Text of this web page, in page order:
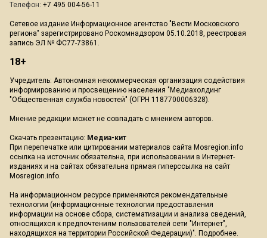
Телефон: +7 495 004-56-11
Сетевое издание Информационное агентство "Вести Московского
региона" зарегистрировано Роскомнадзором 05.10.2018, реестровая
запись ЭЛ № ФС77-73861.
18+
Учредитель: Автономная некоммерческая организация содействия
информированию и просвещению населения "Медиахолдинг
"Общественная служба новостей" (ОГРН 1187700006328).
Мнение редакции может не совпадать с мнением авторов.
Скачать презентацию: Медиа-кит
При перепечатке или цитировании материалов сайта Mosregion.info
ссылка на источник обязательна, при использовании в Интернет-
изданиях и на сайтах обязательна прямая гиперссылка на сайт
Mosregion.info.
На информационном ресурсе применяются рекомендательные
технологии (информационные технологии предоставления
информации на основе сбора, систематизации и анализа сведений,
относящихся к предпочтениям пользователей сети "Интернет",
находящихся на территории Российской Федерации)". Подробнее.